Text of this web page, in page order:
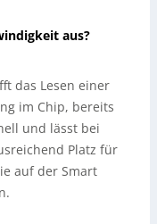
aus?
das Lesen einer
im Chip, bereits
und lässt bei
Platz für
auf der Smart